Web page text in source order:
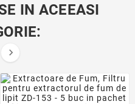
IN ACEEASI
